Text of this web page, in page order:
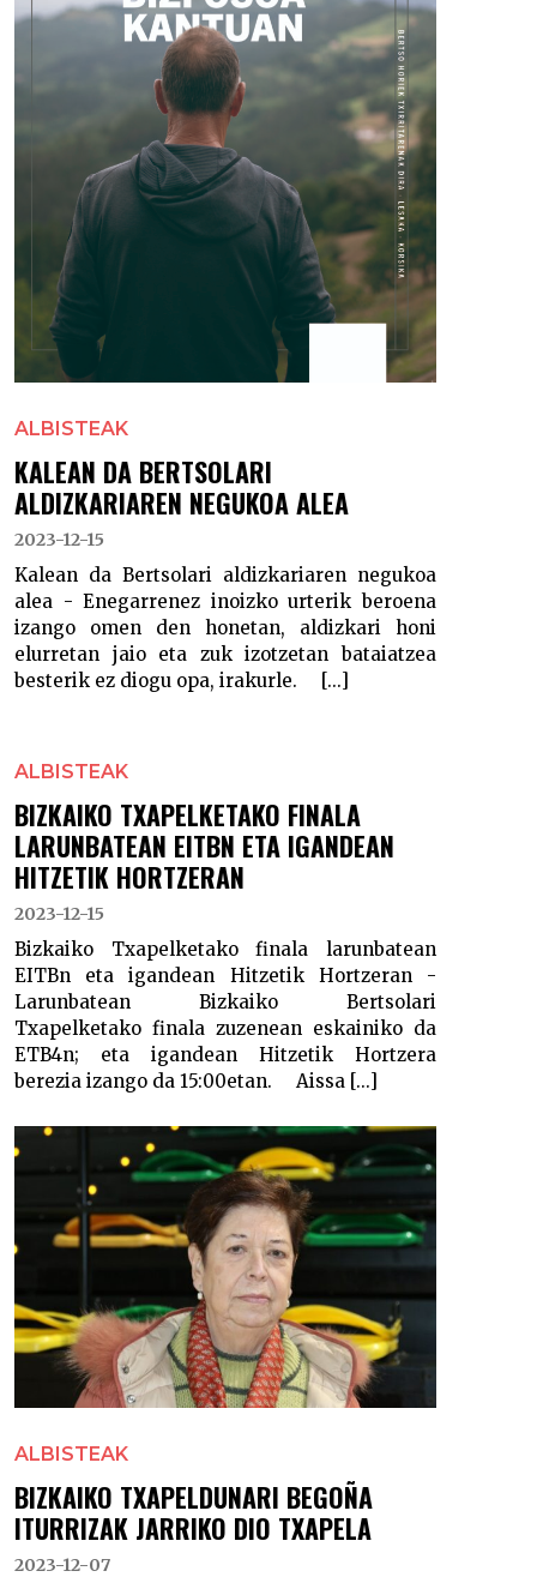
ALBISTEAK
KALEAN DA BERTSOLARI
ALDIZKARIAREN NEGUKOA ALEA
2023-12-15
Kalean da Bertsolari aldizkariaren negukoa
alea - Enegarrenez inoizko urterik beroena
izango omen den honetan, aldizkari honi
elurretan jaio eta zuk izotzetan bataiatzea
besterik ez diogu opa, irakurle. [...]
ALBISTEAK
BIZKAIKO TXAPELKETAKO FINALA
LARUNBATEAN EITBN ETA IGANDEAN
HITZETIK HORTZERAN
2023-12-15
Bizkaiko Txapelketako finala larunbatean
EITBn eta igandean Hitzetik Hortzeran -
Larunbatean Bizkaiko Bertsolari
Txapelketako finala zuzenean eskainiko da
ETB4n; eta igandean Hitzetik Hortzera
berezia izango da 15:00etan. Aissa [...]
ALBISTEAK
BIZKAIKO TXAPELDUNARI BEGOÑA
ITURRIZAK JARRIKO DIO TXAPELA
2023-12-07